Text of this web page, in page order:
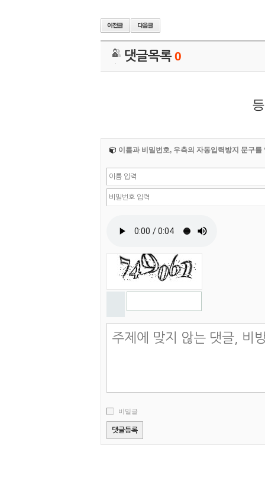
댓글목록0
이름과 비밀번호, 우측의 자동입력방지 문구를
비밀글